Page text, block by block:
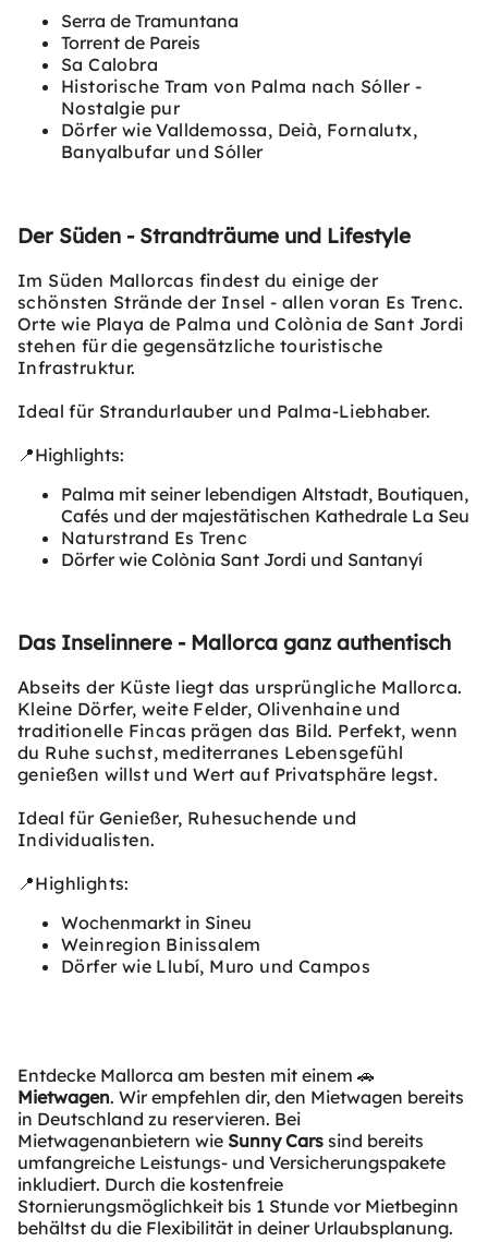
Serra de Tramuntana
Torrent de Pareis
Sa Calobra
Historische Tram von Palma nach Sóller -
Nostalgie pur
Dörfer wie Valldemossa, Deià, Fornalutx,
Banyalbufar und Sóller
Der Süden - Strandträume und Lifestyle
Im Süden Mallorcas findest du einige der
schönsten Strände der Insel - allen voran Es Trenc.
Orte wie Playa de Palma und Colònia de Sant Jordi
stehen für die gegensätzliche touristische
Infrastruktur.
Ideal für Strandurlauber und Palma-Liebhaber.
📍Highlights:
Palma mit seiner lebendigen Altstadt, Boutiquen,
Cafés und der majestätischen Kathedrale La Seu
Naturstrand Es Trenc
Dörfer wie Colònia Sant Jordi und Santanyí
Das Inselinnere - Mallorca ganz authentisch
Abseits der Küste liegt das ursprüngliche Mallorca.
Kleine Dörfer, weite Felder, Olivenhaine und
traditionelle Fincas prägen das Bild. Perfekt, wenn
du Ruhe suchst, mediterranes Lebensgefühl
genießen willst und Wert auf Privatsphäre legst.
Ideal für Genießer, Ruhesuchende und
Individualisten.
📍Highlights:
Wochenmarkt in Sineu
Weinregion Binissalem
Dörfer wie Llubí, Muro und Campos
Entdecke Mallorca am besten mit einem 🚗
Mietwagen. Wir empfehlen dir, den Mietwagen bereits
in Deutschland zu reservieren. Bei
Mietwagenanbietern wie Sunny Cars sind bereits
umfangreiche Leistungs- und Versicherungspakete
inkludiert. Durch die kostenfreie
Stornierungsmöglichkeit bis 1 Stunde vor Mietbeginn
behältst du die Flexibilität in deiner Urlaubsplanung.